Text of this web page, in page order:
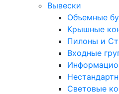
Вывески
Объемные
Крышные
Пилоны и
Входные
Световые